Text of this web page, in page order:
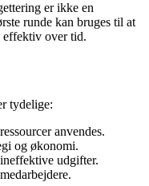
er ikke en
runde kan bruges til at
effektiv over tid.
tydelige:
anvendes.
og økonomi.
udgifter.